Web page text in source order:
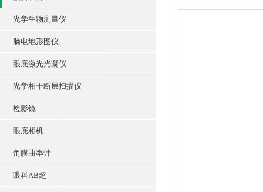
光学生物测量仪
脑电地形图仪
眼底激光光凝仪
光学相干断层扫描仪
检影镜
眼底相机
角膜曲率计
眼科AB超